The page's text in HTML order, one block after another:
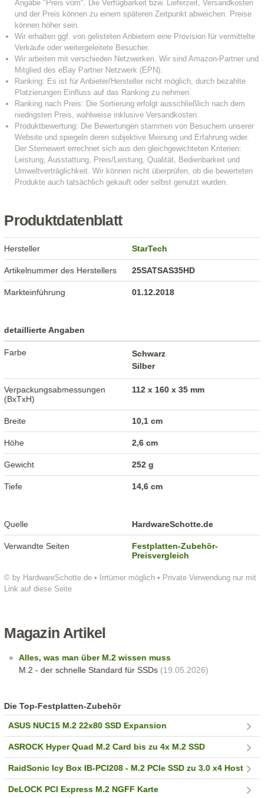
Produktdatenblatt
© by HardwareSchotte.de • Irrtümer möglich • Private Verwendung nur mit
Link auf diese Seite
Hersteller StarTech
Artikelnummer des Herstellers 25SATSAS35HD
Markteinführung 01.12.2018
detaillierte Angaben
Farbe
Schwarz
Silber
Verpackungsabmessungen
(BxTxH)
112 x 160 x 35 mm
Breite 10,1 cm
Höhe 2,6 cm
Gewicht 252 g
Tiefe 14,6 cm
Quelle HardwareSchotte.de
Verwandte Seiten
Festplatten-Zubehör-
Preisvergleich
Magazin Artikel
Alles, was man über M.2 wissen muss
M.2 - der schnelle Standard für SSDs(19.05.2026)
Die Top-Festplatten-Zubehör
ASUS NUC15 M.2 22x80 SSD Expansion
ASROCK Hyper Quad M.2 Card bis zu 4x M.2 SSD
RaidSonic Icy Box IB-PCI208 - M.2 PCIe SSD zu 3.0 x4 Host
DeLOCK PCI Express M.2 NGFF Karte